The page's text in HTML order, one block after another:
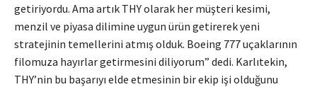
getiriyordu. Ama artık THY olarak her müşteri kesimi,
menzil ve piyasa dilimine uygun ürün getirerek yeni
stratejinin temellerini atmış olduk. Boeing 777 uçaklarının
filomuza hayırlar getirmesini diliyorum” dedi. Karlıtekin,
THY’nin bu başarıyı elde etmesinin bir ekip işi olduğunu